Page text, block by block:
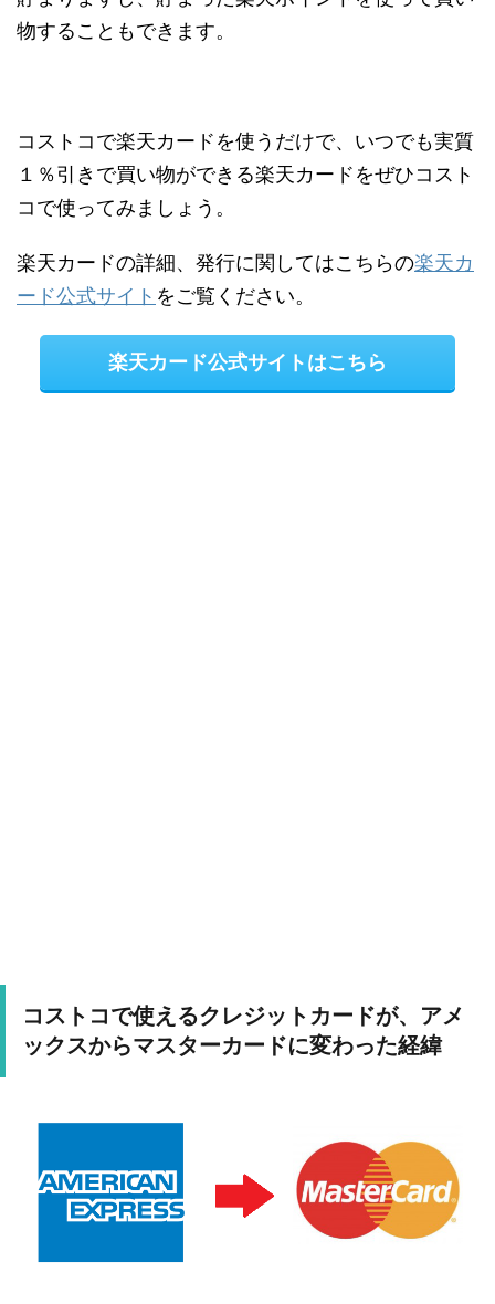
物することもできます。
コストコで楽天カードを使うだけで、いつでも実質
１％引きで買い物ができる楽天カードをぜひコスト
コで使ってみましょう。
楽天カードの詳細、発行に関してはこちらの楽天カ
ード公式サイト をご覧ください。
楽天カード公式サイトはこちら
コストコで使えるクレジットカードが、アメ
ックスからマスターカードに変わった経緯